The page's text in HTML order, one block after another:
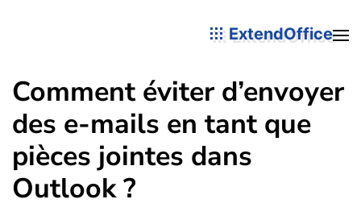
ExtendOffice
Comment éviter d’envoyer
des e-mails en tant que
pièces jointes dans
Outlook ?